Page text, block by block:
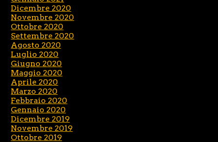
Dicembre 2020
Novembre 2020
Ottobre 2020
Settembre 2020
Agosto 2020
Luglio 2020
Giugno 2020
Maggio 2020
Aprile 2020
Marzo 2020
Febbraio 2020
Gennaio 2020
Dicembre 2019
Novembre 2019
Ottobre 2019